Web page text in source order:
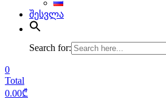
შესვლა
Search for:
0
Total
0.00₾